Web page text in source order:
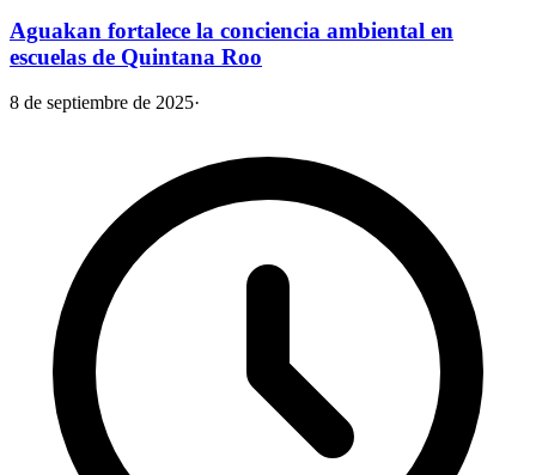
Aguakan fortalece la conciencia ambiental en
escuelas de Quintana Roo
8 de septiembre de 2025·